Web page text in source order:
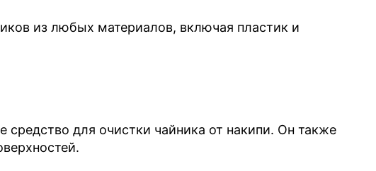
из любых материалов, включая пластик и
для очистки чайника от накипи. Он также